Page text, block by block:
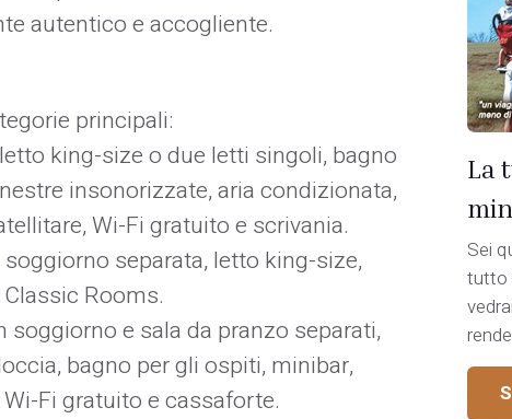
autentico e accogliente.
principali:​
king-size o due letti singoli, bagno
insonorizzate, aria condizionata,
Wi-Fi gratuito e scrivania.​
separata, letto king-size,
Rooms.​
soggiorno e sala da pranzo separati,
bagno per gli ospiti, minibar,
Fi gratuito e cassaforte.
La
Sei
tutto